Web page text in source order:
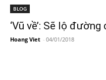
BLOG
‘Vũ về’: Sẽ lộ đường
Hoang Viet - 04/01/2018